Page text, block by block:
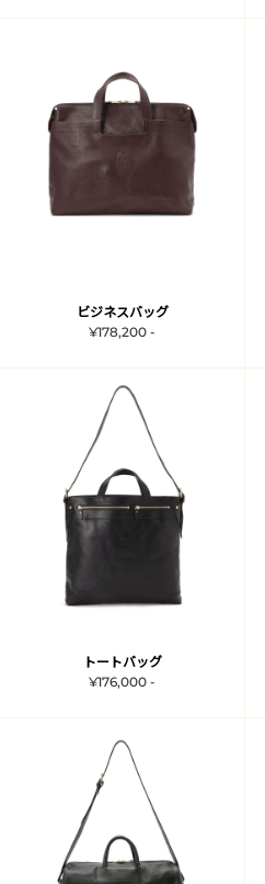
ビジネスバッグ
¥178,200 -
トートバッグ
¥176,000 -